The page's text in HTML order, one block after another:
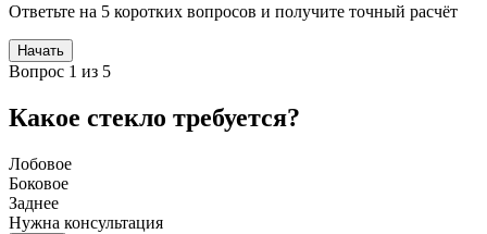
Ответьте на 5 коротких вопросов и получите точный расчёт
Начать
Вопрос 1 из 5
Какое стекло требуется?
Лобовое
Боковое
Заднее
Нужна консультация